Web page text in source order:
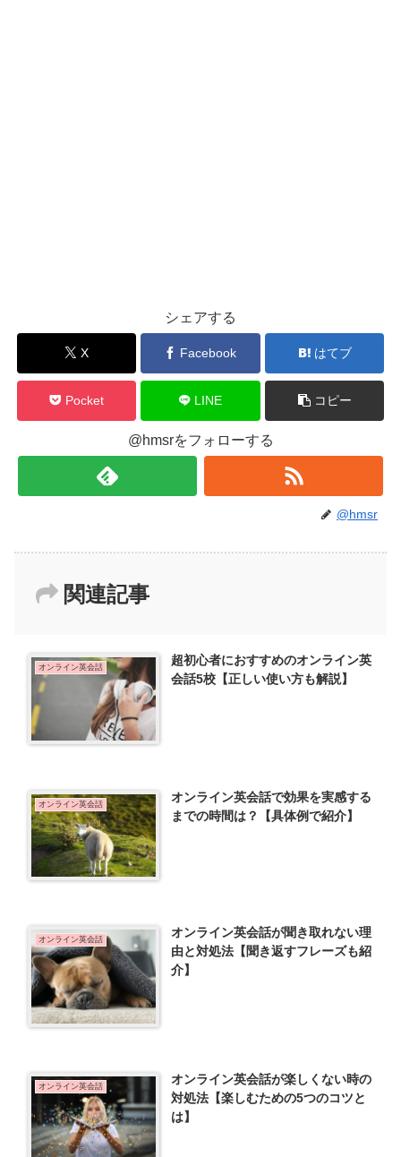
シェアする
X Facebook はてブ
Pocket LINE コピー
@hmsrをフォローする
@hmsr
関連記事
オンライン英会話
超初心者におすすめのオンライン英
会話5校【正しい使い方も解説】
オンライン英会話
オンライン英会話で効果を実感する
までの時間は？【具体例で紹介】
オンライン英会話
オンライン英会話が聞き取れない理
由と対処法【聞き返すフレーズも紹
介】
オンライン英会話
オンライン英会話が楽しくない時の
対処法【楽しむための5つのコツと
は】